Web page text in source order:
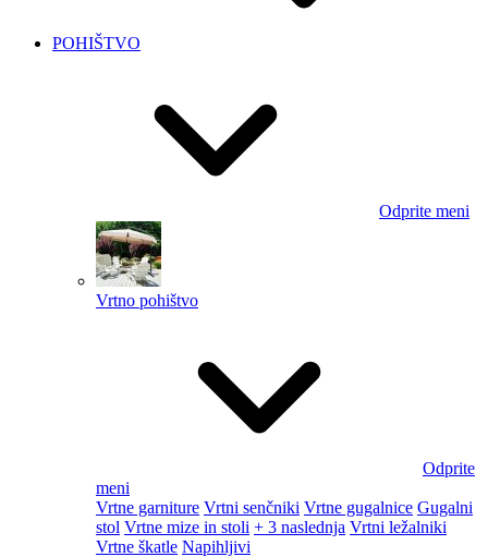
POHIŠTVO
Odprite meni
Vrtno pohištvo
Odprite
meni
Vrtne garniture Vrtni senčniki Vrtne gugalnice Gugalni
stol Vrtne mize in stoli + 3 naslednja Vrtni ležalniki
Vrtne škatle Napihljivi